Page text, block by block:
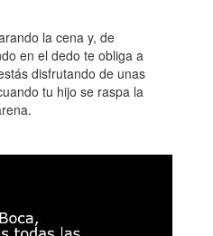
la cena y, de
en el dedo te obliga a
disfrutando de unas
tu hijo se raspa la